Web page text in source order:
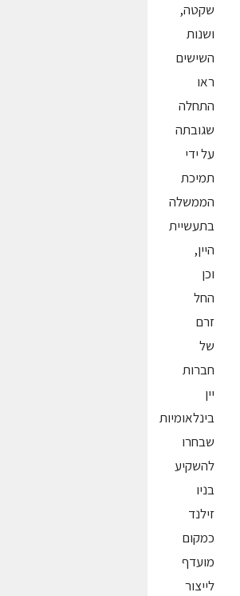
שקטה,
ושנות
השישים
ראו
התחלה
שגובתה
על ידי
תמיכת
הממשלה
בתעשיית
היין,
וכן
החל
זרם
של
חברות
יין
בינלאומיות
שבחרו
להשקיע
בניו
זילנד
כמקום
מועדף
לייצור